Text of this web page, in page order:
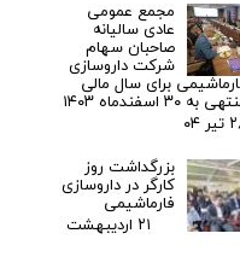
مجمع عمومی
عادی سالیانه
صاحبان سهام
شرکت داروسازی
برای سال مالی
به ۳۰ اسفندماه ۱۴۰۳
۰۴
بزرگداشت روز
کارگر در داروسازی
فارماشیمی
۲۱ اردیبهشت